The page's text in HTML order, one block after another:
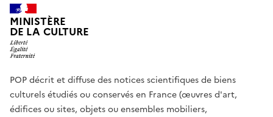
MINISTÈRE
DE LA CULTURE
POP décrit et diffuse des notices scientifiques de biens
culturels étudiés ou conservés en France (œuvres d'art,
édifices ou sites, objets ou ensembles mobiliers,